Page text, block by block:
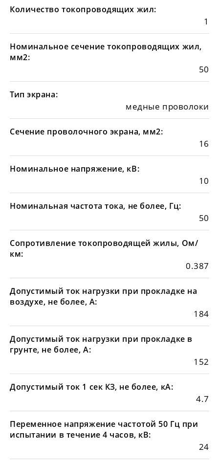
Количество токопроводящих жил:
1
Номинальное сечение токопроводящих жил,
мм2:
50
Тип экрана:
медные проволоки
Сечение проволочного экрана, мм2:
16
Номинальное напряжение, кВ:
10
Номинальная частота тока, не более, Гц:
50
Сопротивление токопроводящей жилы, Ом/
км:
0.387
Допустимый ток нагрузки при прокладке на
воздухе, не более, А:
184
Допустимый ток нагрузки при прокладке в
грунте, не более, А:
152
Допустимый ток 1 сек КЗ, не более, кА:
4.7
Переменное напряжение частотой 50 Гц при
испытании в течение 4 часов, кВ:
24